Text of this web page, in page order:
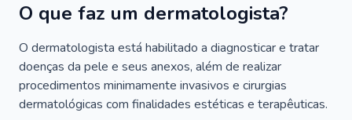
O que faz um dermatologista?
O dermatologista está habilitado a diagnosticar e tratar
doenças da pele e seus anexos, além de realizar
procedimentos minimamente invasivos e cirurgias
dermatológicas com finalidades estéticas e terapêuticas.